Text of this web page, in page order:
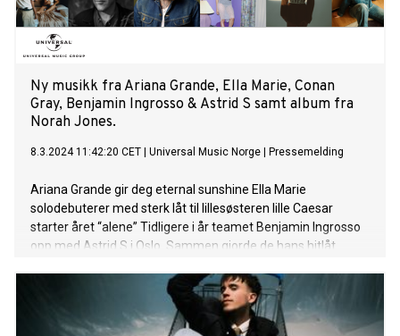
loved’ones roser mens de lever. Slutte å bry oss om hva folk
tenker om oss, kanskje da er det lettere å åpne opp øynene
for de rundt oss". 2023 ble
Ny musikk fra Ariana Grande, Ella Marie, Conan
Gray, Benjamin Ingrosso & Astrid S samt album fra
Norah Jones.
8.3.2024 11:42:20 CET Universal Music Norge Pressemelding
Ariana Grande gir deg eternal sunshine Ella Marie
solodebuterer med sterk låt til lillesøsteren lille Caesar
starter året “alene” Tidligere i år teamet Benjamin Ingrosso
opp med Astrid S i Oslo. Sammen gjorde de hans hitlåt
Etter mange meldinger og ønsker fra fans om å slippe “Kite”,
har de endelig blitt hørt! I dag overrasket de fansen med å
slippe den akustiske versjonen også på Spotify.